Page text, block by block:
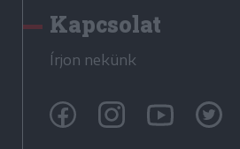
Kapcsolat
Írjon nekünk